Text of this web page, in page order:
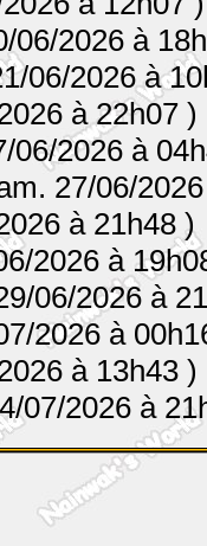
06/2026 à
06/2026 à
à 22h07 )
2026 à
27/06/
à 21h48 )
2026 à
06/2026 à
2026 à
à 13h43 )
07/2026 à